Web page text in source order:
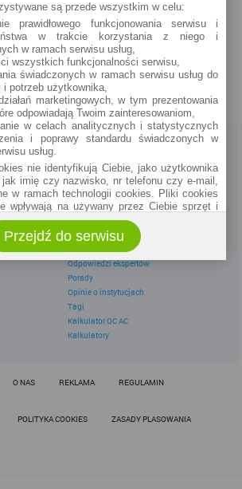
Dla firm
Konta firmowe
Leasingi
Inne
eBroker Ekstra
Odpowiedzi ekspertów
Porady
Opinie o instytucjach
Tagi
Kalkulator OC AC
Kalkulatory
O NAS REKLAMA REGULAMIN
POLITYKA COOKIES ZASADY PLASOWANIA
są przede wszystkim w celu:
prawidłowego funkcjonowania serwisu i
w trakcie korzystania z niego i
w ramach serwisu usług,
wszystkich funkcjonalności serwisu,
świadczonych w ramach serwisu usług do
i potrzeb użytkownika,
marketingowych, w tym prezentowania
odpowiadają Twoim zainteresowaniom,
w celach analitycznych i statystycznych
i poprawy standardu świadczonych w
usług.
nie identyfikują Ciebie, jako użytkownika
imię czy nazwisko, nr telefonu czy e-mail,
w ramach technologii cookies. Pliki cookies
wpływają na używany przez Ciebie sprzęt i
plików cookies możliwy jest do
przeglądarki każdego użytkownika. Bez
ustawień, informacje w plikach cookies mogą
Twojego urządzenia.
pozyskiwanych w technologii cookies jest
Sp. z o.o. (dawniej: Rankomat Sp. z o. o. Sp.
ul. Wolska 88, 01 - 141 Warszawa.
w każdym czasie skontaktować się z
adresem bok@ebroker.pl, jak również wyrazić
(zgodnie z tzw. RODO) w ramach tzw.
świadczonych w ramach serwisu do potrzeb
Przejdź do serwisu